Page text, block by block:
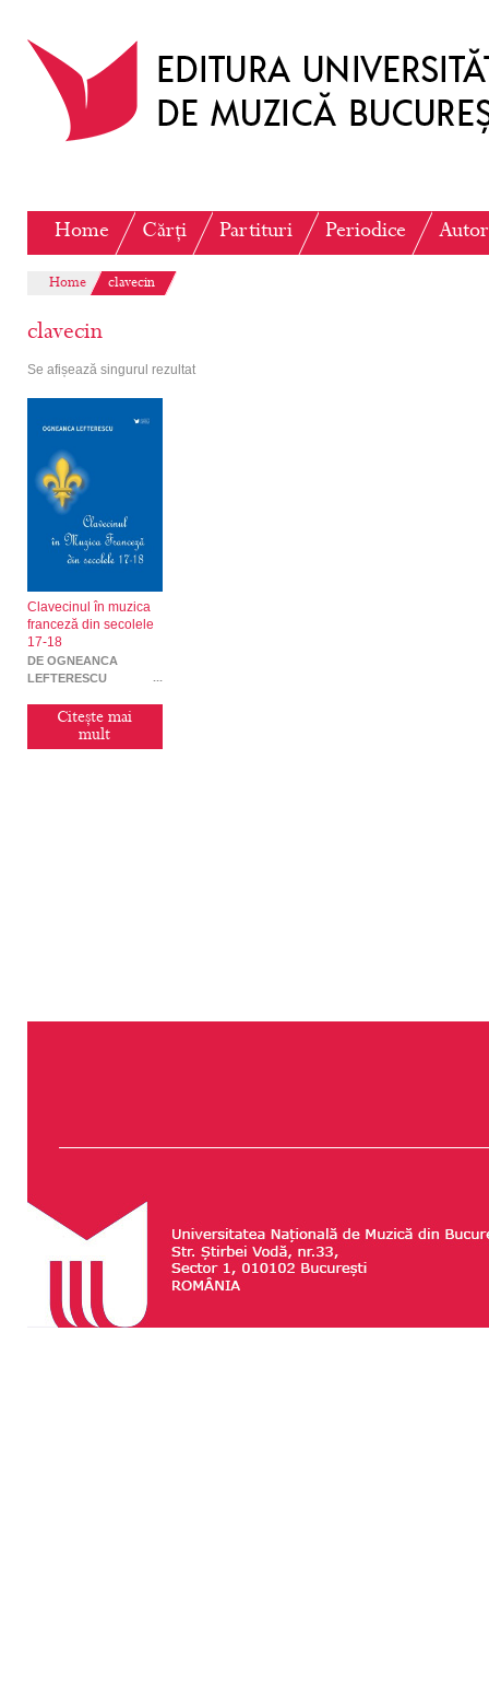
Home Cărți Partituri Periodice
Home clavecin
clavecin
Se afișează singurul rezultat
Clavecinul în muzica
franceză din secolele
17-18
DE OGNEANCA
LEFTERESCU
Citește mai
mult